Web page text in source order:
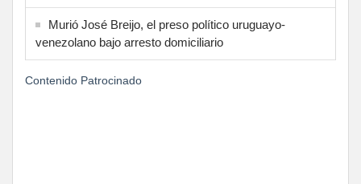
Murió José Breijo, el preso político uruguayo-
venezolano bajo arresto domiciliario
Contenido Patrocinado